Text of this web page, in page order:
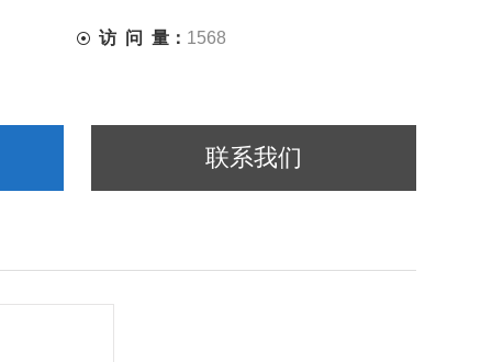
访 问 量： 1568
联系我们